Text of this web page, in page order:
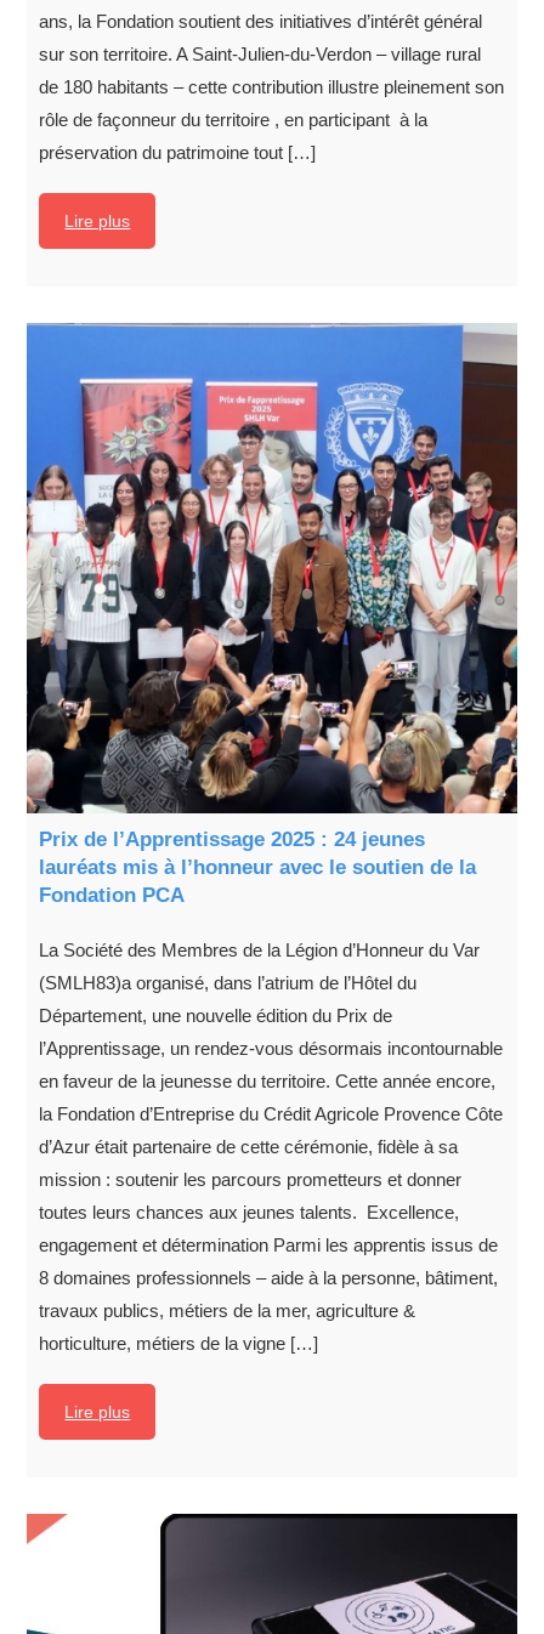
ans, la Fondation soutient des initiatives d’intérêt général
sur son territoire. A Saint-Julien-du-Verdon – village rural
de 180 habitants – cette contribution illustre pleinement son
rôle de façonneur du territoire , en participant à la
préservation du patrimoine tout […]
Lire plus
Prix de l’Apprentissage 2025 : 24 jeunes
lauréats mis à l’honneur avec le soutien de la
Fondation PCA
La Société des Membres de la Légion d’Honneur du Var
(SMLH83)a organisé, dans l’atrium de l’Hôtel du
Département, une nouvelle édition du Prix de
l’Apprentissage, un rendez-vous désormais incontournable
en faveur de la jeunesse du territoire. Cette année encore,
la Fondation d’Entreprise du Crédit Agricole Provence Côte
d’Azur était partenaire de cette cérémonie, fidèle à sa
mission : soutenir les parcours prometteurs et donner
toutes leurs chances aux jeunes talents. Excellence,
engagement et détermination Parmi les apprentis issus de
8 domaines professionnels – aide à la personne, bâtiment,
travaux publics, métiers de la mer, agriculture &
horticulture, métiers de la vigne […]
Lire plus